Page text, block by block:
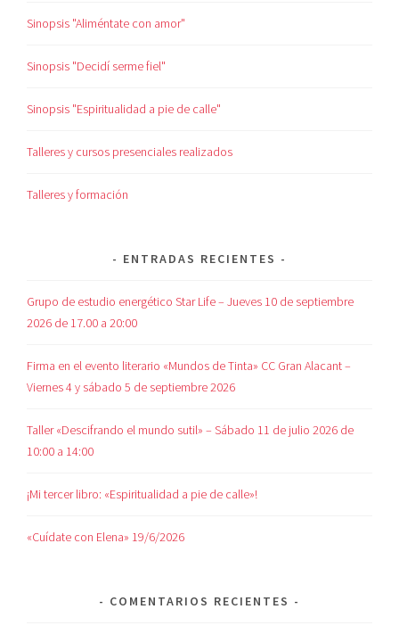
Sinopsis "Aliméntate con amor"
Sinopsis "Decidí serme fiel"
Sinopsis "Espiritualidad a pie de calle"
Talleres y cursos presenciales realizados
Talleres y formación
ENTRADAS RECIENTES
Grupo de estudio energético Star Life – Jueves 10 de septiembre
2026 de 17.00 a 20:00
Firma en el evento literario «Mundos de Tinta» CC Gran Alacant –
Viernes 4 y sábado 5 de septiembre 2026
Taller «Descifrando el mundo sutil» – Sábado 11 de julio 2026 de
10:00 a 14:00
¡Mi tercer libro: «Espiritualidad a pie de calle»!
«Cuídate con Elena» 19/6/2026
COMENTARIOS RECIENTES